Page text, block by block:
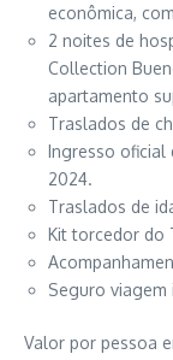
econômica,
2 noites de
Collection
apartamento
Traslados de
Ingresso oficial
2024.
Traslados de
Kit torcedor do
Seguro viagem
Valor por pessoa